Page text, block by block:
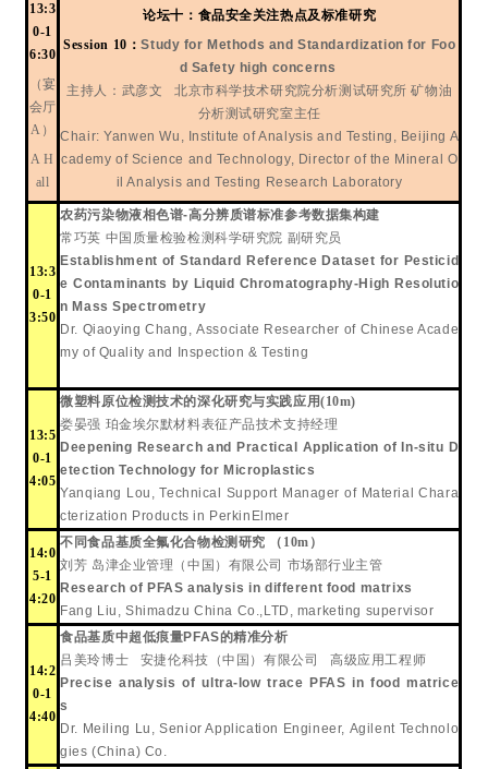
13:3
0-1
6:30
（宴
会厅
A）
A H
all
论坛十：食品安全关注热点及标准研究
Session 10 ：Study for Methods and Standardization for Foo
d Safety high concerns
主持人： 武彦文 北京市科学技术研究院分析测试研究所矿物油
分析测试研究室主任
Chair:Yanwen Wu , Institute of Analysis and Testing, Beijing A
cademy of Science and Technology, Director of the Mineral O
il Analysis and Testing Research Laboratory
13:3
0-1
3:50
农药污染物液相色谱-高分辨质谱标准参考数据集构建
常巧英 中国质量检验检测科学研究院 副研究员
Establishment of Standard Reference Dataset for Pesticid
e Contaminants by Liquid Chromatography-High Resolutio
n Mass Spectrometry
Dr. Qiaoying Chang ,Associate Researcher of Chinese Acade
my of Quality and Inspection & Testing
13:5
0-1
4:05
微塑料原位检测技术的深化研究与实践应用(10m)
娄晏强 珀金埃尔默材料表征产品技术支持经理
Deepening Research and Practical Application of In-situ D
etection Technology for Microplastics
Yanqiang Lou , Technical Support Manager of Material Chara
cterization Products in PerkinElmer
14:0
5-1
4:20
不同食品基质全氟化合物检测研究 （ 10m ）
刘芳 岛津企业管理（中国）有限公司 市场部行业主管
Research of PFAS analysis in different food matrixs
Fang Liu , Shimadzu China Co., LTD , marketing supervisor
14:2
0-1
4:40
食品基质中超低痕量PFAS的精准分析
吕美玲博士 安捷伦科技（中国）有限公司 高级应用工程师
Precise analysis of ultra-low trace PFAS in food matrice
s
Dr. Meiling Lu, Senior Application Engineer, Agilent Technolo
gies (China) Co.